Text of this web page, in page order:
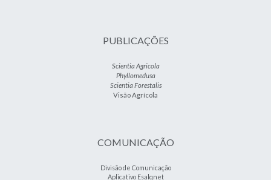
PUBLICAÇÕES
Scientia Agricola
Phyllomedusa
Scientia Forestalis
Visão Agrícola
COMUNICAÇÃO
Divisão de Comunicação
Aplicativo Esalqnet